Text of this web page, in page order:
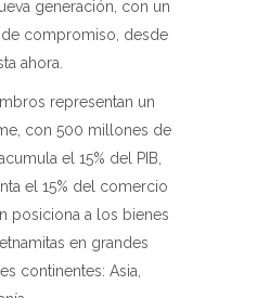
generación, con un
compromiso, desde
ahora.
representan un
con 500 millones de
el 15% del PIB,
el 15% del comercio
posiciona a los bienes
en grandes
continentes: Asia,